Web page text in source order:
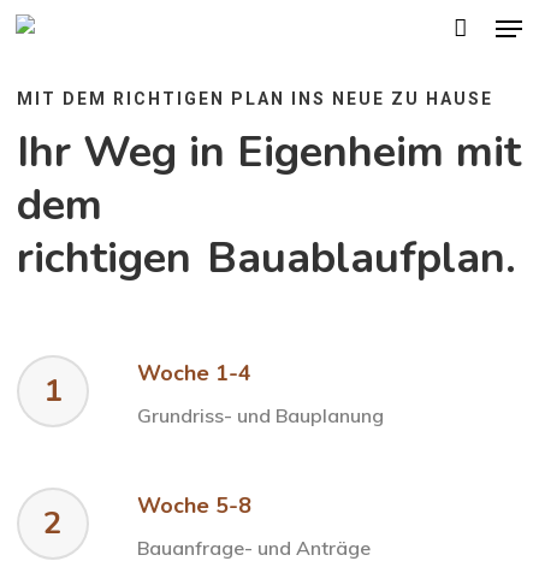
Skip
main
content
MIT DEM RICHTIGEN PLAN INS NEUE ZU HAUSE
Ihr Weg in Eigenheim mit
dem
richtigen Bauablaufplan.
1 Woche 1-4
Grundriss- und Bauplanung
2 Woche 5-8
Bauanfrage- und Anträge